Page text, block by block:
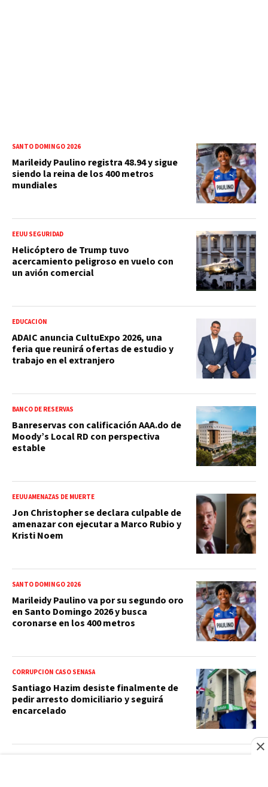
SANTO DOMINGO 2026
Marileidy Paulino registra 48.94 y sigue
siendo la reina de los 400 metros
mundiales
EEUU SEGURIDAD
Helicóptero de Trump tuvo
acercamiento peligroso en vuelo con
un avión comercial
EDUCACIÓN
ADAIC anuncia CultuExpo 2026, una
feria que reunirá ofertas de estudio y
trabajo en el extranjero
BANCO DE RESERVAS
Banreservas con calificación AAA.do de
Moody’s Local RD con perspectiva
estable
EEUU AMENAZAS DE MUERTE
Jon Christopher se declara culpable de
amenazar con ejecutar a Marco Rubio y
Kristi Noem
SANTO DOMINGO 2026
Marileidy Paulino va por su segundo oro
en Santo Domingo 2026 y busca
coronarse en los 400 metros
CORRUPCIÓN CASO SENASA
Santiago Hazim desiste finalmente de
pedir arresto domiciliario y seguirá
encarcelado